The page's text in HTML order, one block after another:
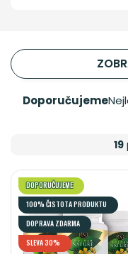
Doporučujeme
19
DOPORUČUJEME
100% ČISTOTA PRODUKTU
DOPRAVA ZDARMA
SLEVA 30%